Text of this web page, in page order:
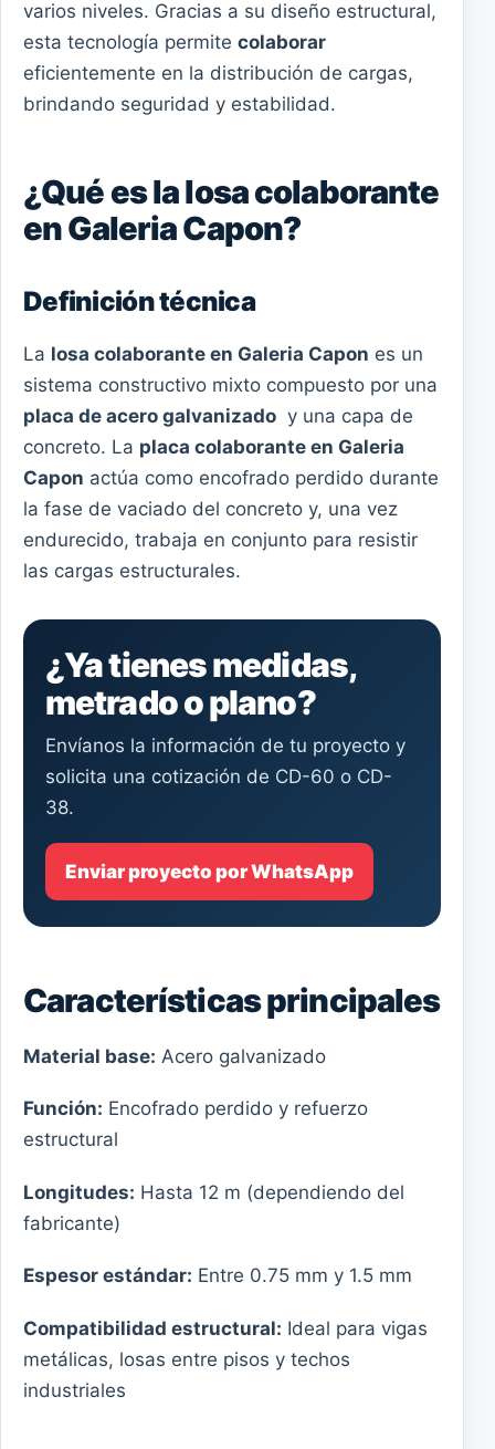
varios niveles. Gracias a su diseño estructural,
esta tecnología permite colaborar
eficientemente en la distribución de cargas,
brindando seguridad y estabilidad.
¿Qué es la losa colaborante
en Galeria Capon?
Definición técnica
La losa colaborante en Galeria Capon es un
sistema constructivo mixto compuesto por una
placa de acero galvanizado y una capa de
concreto. La placa colaborante en Galeria
Capon actúa como encofrado perdido durante
la fase de vaciado del concreto y, una vez
endurecido, trabaja en conjunto para resistir
las cargas estructurales.
¿Ya tienes medidas,
metrado o plano?
Envíanos la información de tu proyecto y
solicita una cotización de CD-60 o CD-
38.
Enviar proyecto por WhatsApp
Características principales
Material base: Acero galvanizado
Función: Encofrado perdido y refuerzo
estructural
Longitudes: Hasta 12 m (dependiendo del
fabricante)
Espesor estándar: Entre 0.75 mm y 1.5 mm
Compatibilidad estructural: Ideal para vigas
metálicas, losas entre pisos y techos
industriales